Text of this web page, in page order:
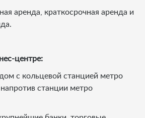
аренда, краткосрочная аренда и
центре:
с кольцевой станцией метро
станции метро